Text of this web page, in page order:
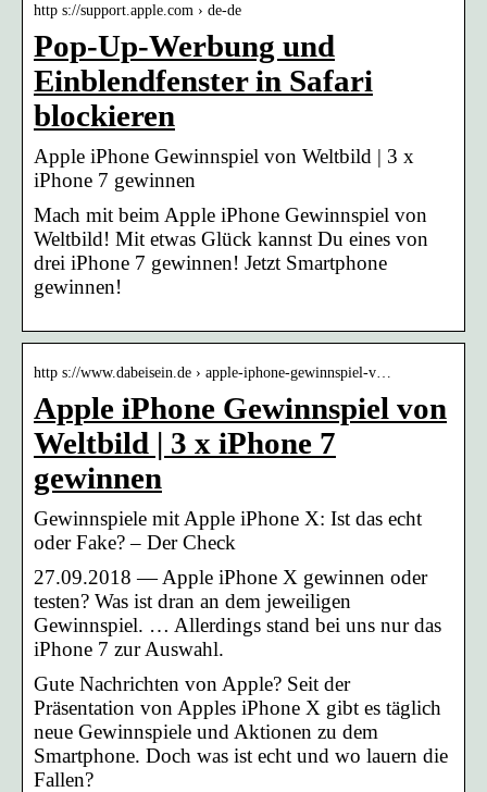
http s://support.apple.com › de-de
Pop-Up-Werbung und
Einblendfenster in Safari
blockieren
Apple iPhone Gewinnspiel von Weltbild | 3 x
iPhone 7 gewinnen
Mach mit beim Apple iPhone Gewinnspiel von
Weltbild! Mit etwas Glück kannst Du eines von
drei iPhone 7 gewinnen! Jetzt Smartphone
gewinnen!
http s://www.dabeisein.de › apple-iphone-gewinnspiel-v…
Apple iPhone Gewinnspiel von
Weltbild | 3 x iPhone 7
gewinnen
Gewinnspiele mit Apple iPhone X: Ist das echt
oder Fake? – Der Check
27.09.2018 — Apple iPhone X gewinnen oder
testen? Was ist dran an dem jeweiligen
Gewinnspiel. … Allerdings stand bei uns nur das
iPhone 7 zur Auswahl.
Gute Nachrichten von Apple? Seit der
Präsentation von Apples iPhone X gibt es täglich
neue Gewinnspiele und Aktionen zu dem
Smartphone. Doch was ist echt und wo lauern die
Fallen?